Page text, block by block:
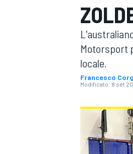
MOTOGP
WRC
Motorsport
locale.
Francesco
Modificato: 8 set